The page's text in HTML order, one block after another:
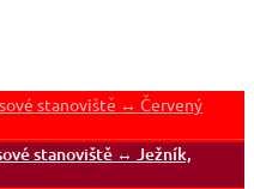
stanoviště ↔ Červený
stanoviště ↔ Ježník,